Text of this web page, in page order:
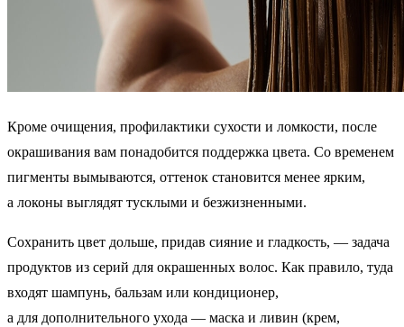
Кроме очищения, профилактики сухости и ломкости, после
окрашивания вам понадобится поддержка цвета. Со временем
пигменты вымываются, оттенок становится менее ярким,
а локоны выглядят тусклыми и безжизненными.
Сохранить цвет дольше, придав сияние и гладкость, — задача
продуктов из серий для окрашенных волос. Как правило, туда
входят шампунь, бальзам или кондиционер,
а для дополнительного ухода — маска и ливин (крем,